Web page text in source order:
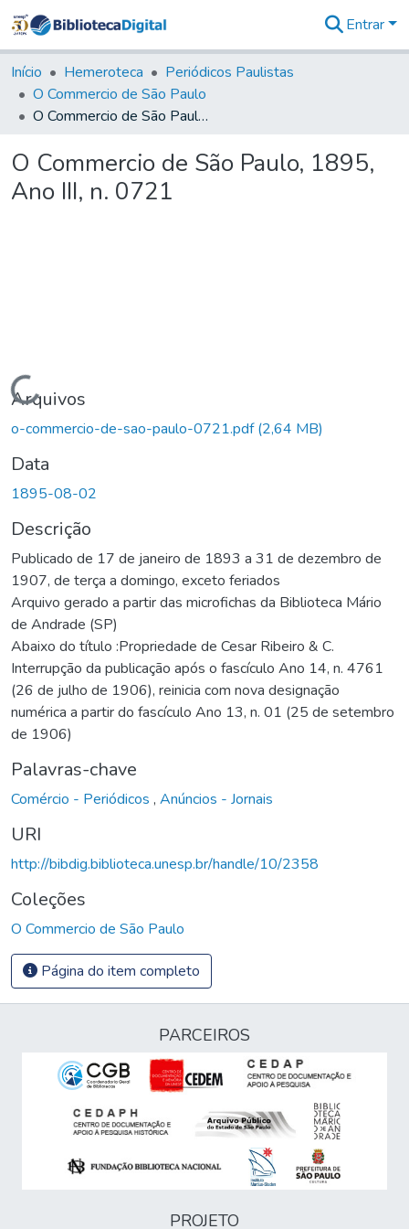
&
Coleções
Tudo na
Biblioteca
Estatísticas
Entrar
Início Hemeroteca
Periódicos Paulistas
O Commercio de São Paulo
O Commercio de São Paulo, 1895, Ano III, n. 0721
O Commercio de São Paulo, 1895,
Ano III, n. 0721
Carregando...
Arquivos
o-commercio-de-sao-paulo-0721.pdf(2,64 MB)
Data
1895-08-02
Descrição
Publicado de 17 de janeiro de 1893 a 31 de dezembro de
1907, de terça a domingo, exceto feriados
Arquivo gerado a partir das microfichas da Biblioteca Mário
de Andrade (SP)
Abaixo do título :Propriedade de Cesar Ribeiro & C.
Interrupção da publicação após o fascículo Ano 14, n. 4761
(26 de julho de 1906), reinicia com nova designação
numérica a partir do fascículo Ano 13, n. 01 (25 de setembro
de 1906)
Palavras-chave
Comércio - Periódicos , Anúncios - Jornais
URI
http://bibdig.biblioteca.unesp.br/handle/10/2358
Coleções
O Commercio de São Paulo
Página do item completo
PARCEIROS
PROJETO